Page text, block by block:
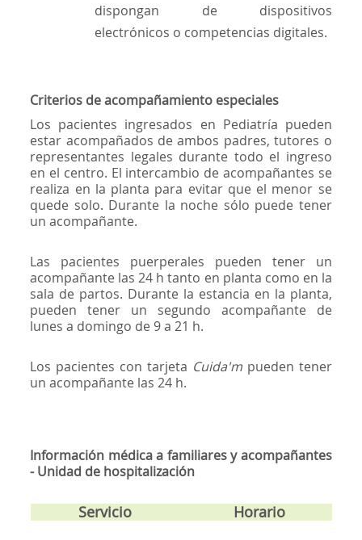
dispongan de dispositivos
electrónicos o competencias digitales.
Criterios de acompañamiento especiales
Los pacientes ingresados ​​en Pediatría pueden
estar acompañados de ambos padres, tutores o
representantes legales durante todo el ingreso
en el centro. El intercambio de acompañantes se
realiza en la planta para evitar que el menor se
quede solo. Durante la noche sólo puede tener
un acompañante.
Las pacientes puerperales pueden tener un
acompañante las 24 h tanto en planta como en la
sala de partos. Durante la estancia en la planta,
pueden tener un segundo acompañante de
lunes a domingo de 9 a 21 h.
Los pacientes con tarjeta Cuida'mpueden tener
un acompañante las 24 h.
Información médica a familiares y acompañantes
- Unidad de hospitalización
Servicio Horario